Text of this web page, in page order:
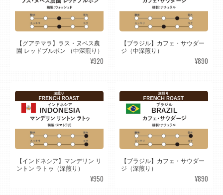
【グアテマラ】ラス・ヌベス農
園 レッドブルボン （中深煎り）
¥920
【ブラジル】カフェ・サウダー
ジ（中深煎り）
¥890
【インドネシア】マンデリン リ
ントン ラトゥ（深煎り）
¥950
【ブラジル】カフェ・サウダー
ジ（深煎り）
¥890